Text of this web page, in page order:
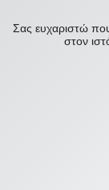
Σας ευχαριστώ που
στον